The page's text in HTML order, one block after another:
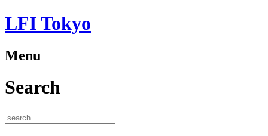
LFI Tokyo
Menu
Search